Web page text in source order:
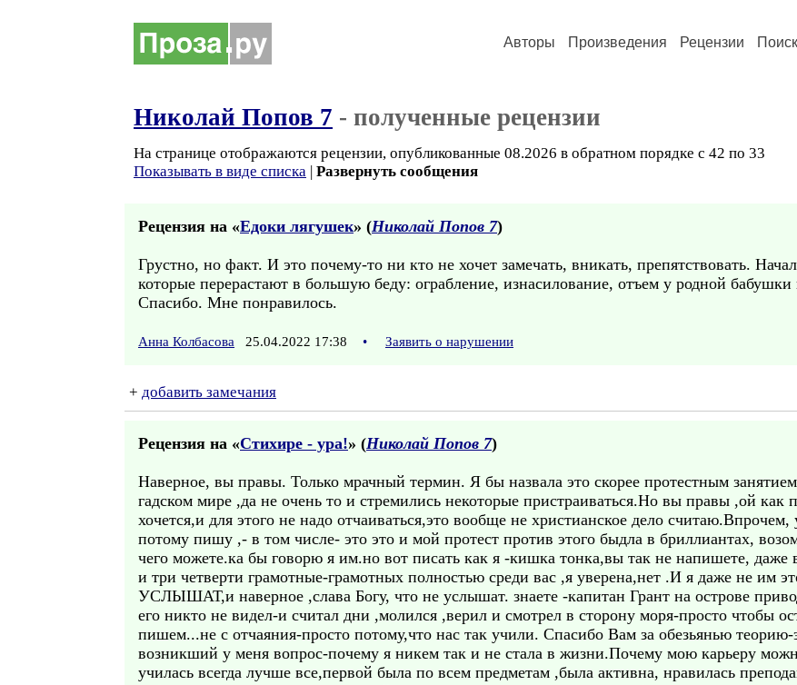
Авторы Произведения Рецензии Поиск
Николай Попов 7 - полученные рецензии
На странице отображаются рецензии, опубликованные 08.2026 в обратном порядке с 42 по 33
Показывать в виде списка | Развернуть сообщения
Рецензия на «Едоки лягушек» (Николай Попов 7)
Грустно, но факт. И это почему-то ни кто не хочет замечать, вникать, препятствовать.
которые перерастают в большую беду: ограбление, изнасилование, отъем у родной
Спасибо. Мне понравилось.
Анна Колбасова 25.04.2022 17:38 • Заявить о нарушении
+ добавить замечания
Рецензия на «Стихире - ура!» (Николай Попов 7)
Наверное, вы правы. Только мрачный термин. Я бы назвала это скорее протестным
гадском мире ,да не очень то и стремились некоторые пристраиваться.Но вы правы ,ой как
хочется,и для этого не надо отчаиваться,это вообще не христианское дело
потому пишу ,- в том числе- это это и мой протест против этого быдла в бриллиантах,
чего можете.ка бы говорю я им.но вот писать как я -кишка тонка,вы так не напишете, даже
и три четверти грамотные-грамотных полностью среди вас ,я уверена,нет .И я даже не им
УСЛЫШАТ,и наверное ,слава Богу, что не услышат. знаете -капитан Грант на острове
его никто не видел-и считал дни ,молился ,верил и смотрел в сторону моря-просто чтобы
пишем...не с отчаяния-просто потому,что нас так учили. Спасибо Вам за обезьянью теорию-
возникший у меня вопрос-почему я никем так и не стала в жизни.Почему мою карьеру
училась всегда лучше все,первой была по всем предметам ,была активна, нравилась